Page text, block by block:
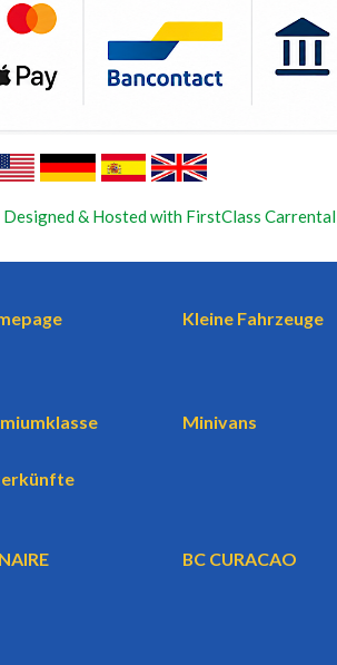
& Hosted with FirstClass Carrental
Kleine Fahrzeuge
Minivans
BC CURACAO